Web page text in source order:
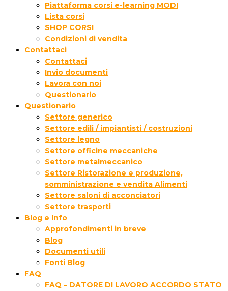
Piattaforma corsi e-learning MODI
Lista corsi
SHOP CORSI
Condizioni di vendita
Contattaci
Contattaci
Invio documenti
Lavora con noi
Questionario
Questionario
Settore generico
Settore edili / impiantisti / costruzioni
Settore legno
Settore officine meccaniche
Settore metalmeccanico
Settore Ristorazione e produzione,
somministrazione e vendita Alimenti
Settore saloni di acconciatori
Settore trasporti
Blog e Info
Approfondimenti in breve
Blog
Documenti utili
Fonti Blog
FAQ
FAQ – DATORE DI LAVORO ACCORDO STATO